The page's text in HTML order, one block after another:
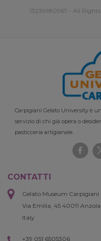
13239980967 - All Rights
Carpigiani Gelato University è
servizio di chi già opera o
pasticceria artigianale.
CONTATTI
Gelato Museum Carpigiani
Via Emilia, 45 40011
Italy
+39 051 6505306